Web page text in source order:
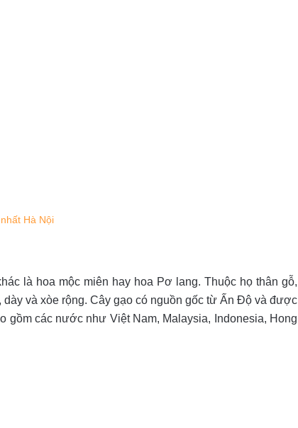
Hà Nội
là hoa mộc miên hay hoa Pơ lang. Thuộc họ thân gỗ,
và xòe rộng. Cây gạo có nguồn gốc từ Ấn Độ và được
gồm các nước như Việt Nam, Malaysia, Indonesia, Hong